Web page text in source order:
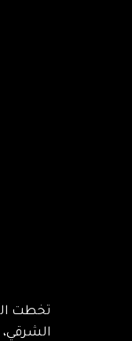
تخطت